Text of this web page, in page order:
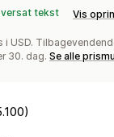
tekst Vis
i USD.
30. dag. Se alle